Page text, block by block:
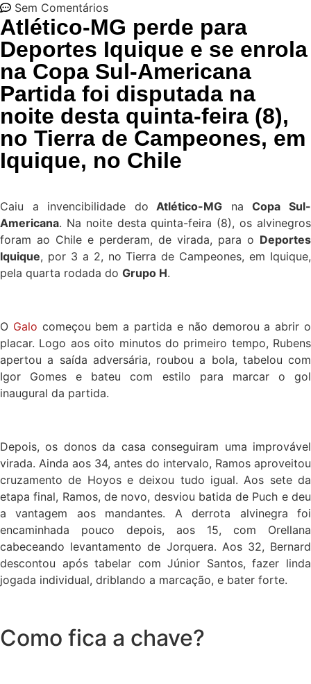
Sem Comentários
Atlético-MG perde para
Deportes Iquique e se enrola
na Copa Sul-Americana
Partida foi disputada na
noite desta quinta-feira (8),
no Tierra de Campeones, em
Iquique, no Chile
Caiu a invencibilidade do Atlético-MG naCopa Sul-
Americana. Na noite desta quinta-feira (8), os alvinegros
foram ao Chile e perderam, de virada, para o Deportes
Iquique, por 3 a 2, no Tierra de Campeones, em Iquique,
pela quarta rodada do Grupo H.
O Galo começou bem a partida e não demorou a abrir o
placar. Logo aos oito minutos do primeiro tempo, Rubens
apertou a saída adversária, roubou a bola, tabelou com
Igor Gomes e bateu com estilo para marcar o gol
inaugural da partida.
Depois, os donos da casa conseguiram uma improvável
virada. Ainda aos 34, antes do intervalo, Ramos aproveitou
cruzamento de Hoyos e deixou tudo igual. Aos sete da
etapa final, Ramos, de novo, desviou batida de Puch e deu
a vantagem aos mandantes. A derrota alvinegra foi
encaminhada pouco depois, aos 15, com Orellana
cabeceando levantamento de Jorquera. Aos 32, Bernard
descontou após tabelar com Júnior Santos, fazer linda
jogada individual, driblando a marcação, e bater forte.
Como fica a chave?